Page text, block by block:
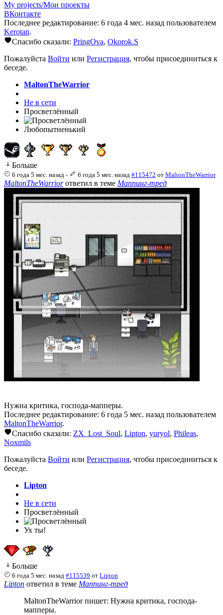
My projects/Мои проекты
ВКонтакте
Последнее редактирование: 6 года 4 мес. назад пользователем
Kerotan.
Спасибо сказали: PringOva, Okorok.S
Пожалуйста Войти или Регистрация, чтобы присоединиться к
беседе.
MaltonTheWarrior
Не в сети
Просветлённый
Любопытненький
Больше
6 года 5 мес. назад - 6 года 5 мес. назад #115472 от MaltonTheWarrior
MaltonTheWarriorответил в теме Маппинг-тред
Нужна критика, господа-мапперы.
Последнее редактирование: 6 года 5 мес. назад пользователем
MaltonTheWarrior.
Спасибо сказали: ZX_Lost_Soul, Lipton, yuryol, Phileas,
Noxmils
Пожалуйста Войти или Регистрация, чтобы присоединиться к
беседе.
Lipton
Не в сети
Просветлённый
Ух ты!
Больше
6 года 5 мес. назад #115539 отLipton
Lipton ответил в теме Маппинг-тред
MaltonTheWarrior пишет: Нужна критика, господа-
мапперы.